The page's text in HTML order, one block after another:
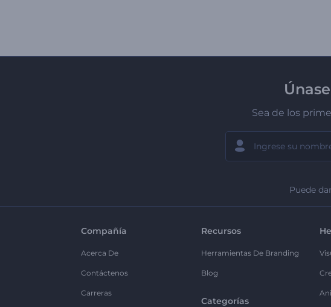
Sea de los
Puede
Compañía
Acerca De
Contáctenos
Carreras
Recursos
Herramientas De Branding
Blog
Categorías